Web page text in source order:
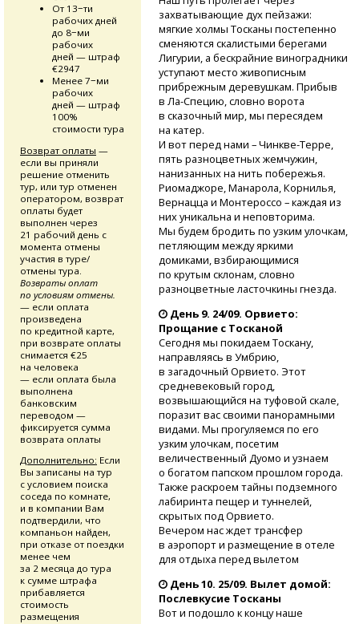
захватывающие дух пейзажи:
мягкие холмы Тосканы постепенно
сменяются скалистыми берегами
Лигурии, а бескрайние виноградники
уступают место живописным
прибрежным деревушкам. Прибыв
в Ла-Специю,словно ворота
в сказочный мир, мы пересядем
на катер.
И вот перед нами – Чинкве-Терре,
пять разноцветных жемчужин,
нанизанных на нить побережья.
Риомаджоре, Манарола, Корнилья,
Вернацца и Монтероссо – каждая из
них уникальна и неповторима.
Мы будем бродить по узким улочкам,
петляющим между яркими
домиками, взбирающимися
по крутым склонам, словно
разноцветные ласточкины гнезда.
День 9. 24/09. Орвието:
Прощание с Тосканой
Сегодня мы покидаем Тоскану,
направляясь в Умбрию,
в загадочный Орвието. Этот
средневековый город,
возвышающийся на туфовой скале,
поразит вас своими панорамными
видами. Мы прогуляемся по его
узким улочкам, посетим
величественный Дуомо и узнаем
о богатом папском прошлом города.
Также раскроем тайны подземного
лабиринта пещер и туннелей,
скрытых под Орвието.
Вечером нас ждет трансфер
в аэропорт и размещение в отеле
для отдыха перед вылетом
День 10. 25/09. Вылет домой:
Послевкусие Тосканы
Вот и подошло к концу наше
От 13−ти
рабочих дней
до 8−ми
рабочих
дней — штраф
€2947
Менее 7−ми
рабочих
дней — штраф
100%
стоимости тура
Возврат оплаты —
если вы приняли
решение отменить
тур, или тур отменен
оператором, возврат
оплаты будет
выполнен через
21 рабочий день с
момента отмены
участия в туре/
отмены тура.
Возвраты оплат
по условиям отмены.
— если оплата
произведена
по кредитной карте,
при возврате оплаты
снимается €25
на человека
— если оплата была
выполнена
банковским
переводом —
фиксируется сумма
возврата оплаты
Дополнительно: Если
Вы записаны на тур
с условием поиска
соседа по комнате,
и в компании Вам
подтвердили, что
компаньон найден,
при отказе от поездки
менее чем
за 2 месяца до тура
к сумме штрафа
прибавляется
стоимость
размещения